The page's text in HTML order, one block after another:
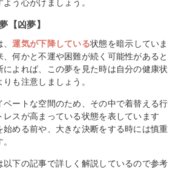
う心がけましょう。
【凶夢】
、運気が下降している状態を暗示していま
何かと不運や困難が続く可能性があると
によれば、この夢を見た時は自分の健康状
も注意しましょう。
ートな空間のため、その中で着替える行
スが高まっている状態を表しています
始める前や、大きな決断をする時には慎重
以下の記事で詳しく解説しているので参考